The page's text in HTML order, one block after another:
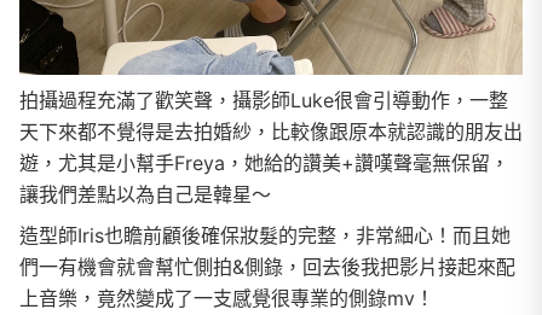
拍攝過程充滿了歡笑聲，攝影師Luke很會引導動作，一整
天下來都不覺得是去拍婚紗，比較像跟原本就認識的朋友出
遊，尤其是小幫手Freya，她給的讚美+讚嘆聲毫無保留，
讓我們差點以為自己是韓星～
造型師Iris也瞻前顧後確保妝髮的完整，非常細心！而且她
們一有機會就會幫忙側拍&側錄，回去後我把影片接起來配
上音樂，竟然變成了一支感覺很專業的側錄mv！